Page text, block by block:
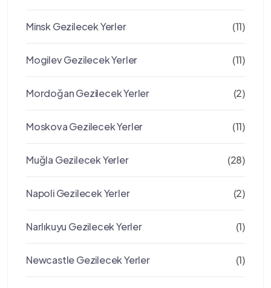
Minsk Gezilecek Yerler (11)
Mogilev Gezilecek Yerler (11)
Mordoğan Gezilecek Yerler (2)
Moskova Gezilecek Yerler (11)
Muğla Gezilecek Yerler (28)
Napoli Gezilecek Yerler (2)
Narlıkuyu Gezilecek Yerler (1)
Newcastle Gezilecek Yerler (1)